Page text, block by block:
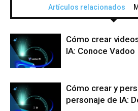
Artículos relacionados
Cómo crear
IA: Conoce Vadoo
Cómo crear y
personaje de IA: